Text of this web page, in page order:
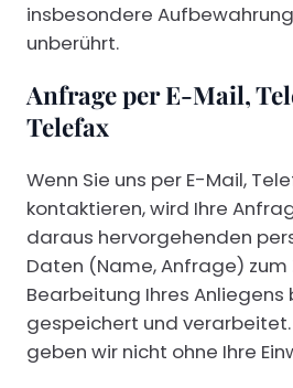
insbesondere
unberührt.
Anfrage per E-Mail,
Telefax
Wenn Sie uns per E-Mail,
kontaktieren, wird Ihre
daraus hervorgehenden
Daten (Name, Anfrage)
Bearbeitung Ihres Anliegens
gespeichert und
geben wir nicht ohne Ihre